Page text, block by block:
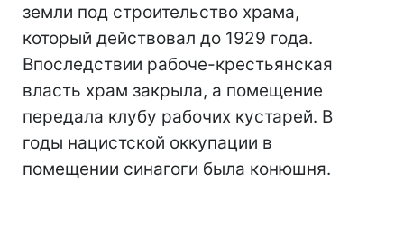
земли под строительство храма,
который действовал до 1929 года.
Впоследствии рабоче-крестьянская
власть храм закрыла, а помещение
передала клубу рабочих кустарей. В
годы нацистской оккупации в
помещении синагоги была конюшня.